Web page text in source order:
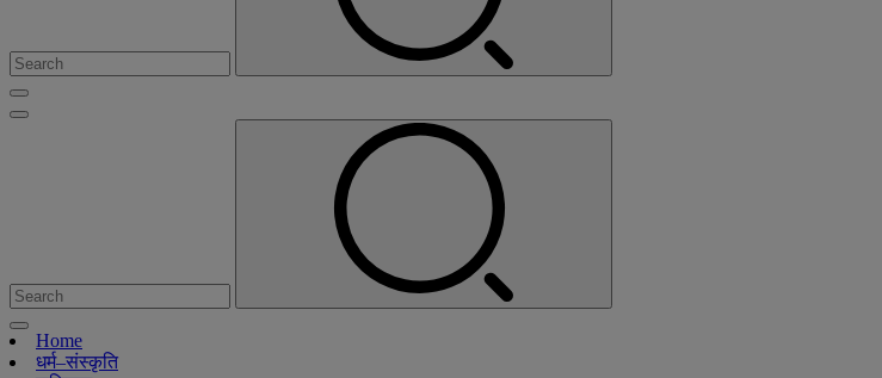
Home
धर्म–संस्कृति